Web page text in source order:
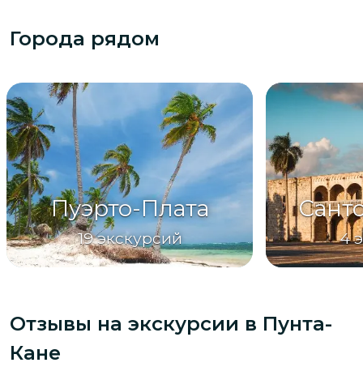
Города рядом
Пуэрто-Плата
19 экскурсий 4
Отзывы на экскурсии в Пунта-
Кане